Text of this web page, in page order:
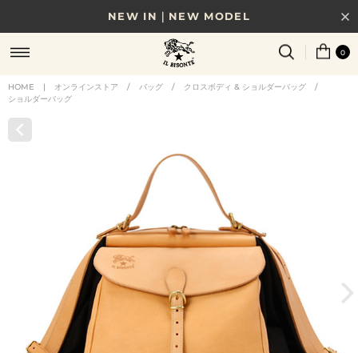
NEW IN｜NEW MODEL
8/17(月)10時まで｜税込11,000円以上で送料無料
贈る相手やシーンから選べる、新しいギフトガイド
0
HOME | オンラインストア / バッグ / クロスボディ & ショルダーバッグ
/
ショルダーバッグ